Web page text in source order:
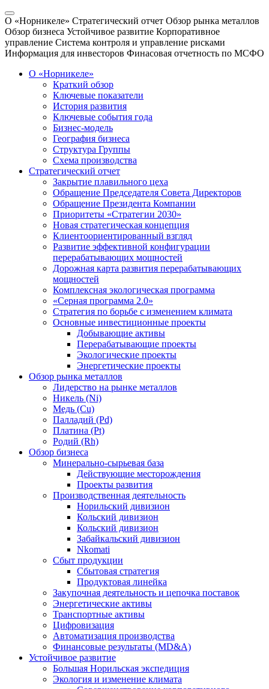
О «Норникеле» Стратегический отчет Обзор рынка металлов
Обзор бизнеса Устойчивое развитие Корпоративное
управление Система контроля и управление рисками
Информация для инвесторов Финасовая отчетность по МСФО
О «Норникеле»
Краткий обзор
Ключевые показатели
История развития
Ключевые события года
Бизнес-модель
География бизнеса
Структура Группы
Схема производства
Стратегический отчет
Закрытие плавильного цеха
Обращение Председателя Совета Директоров
Обращение Президента Компании
Приоритеты «Стратегии 2030»
Новая стратегическая концепция
Клиентоориентированный взгляд
Развитие эффективной конфигурации
перерабатывающих мощностей
Дорожная карта развития перерабатывающих
мощностей
Комплексная экологическая программа
«Серная программа 2.0»
Стратегия по борьбе с изменением климата
Основные инвестиционные проекты
Добывающие активы
Перерабатывающие проекты
Экологические проекты
Энергетические проекты
Обзор рынка металлов
Лидерство на рынке металлов
Никель (Ni)
Медь (Cu)
Палладий (Pd)
Платина (Pt)
Родий (Rh)
Обзор бизнеса
Минерально-сырьевая база
Действующие месторождения
Проекты развития
Производственная деятельность
Норильский дивизион
Кольский дивизион
Кольский дивизион
Забайкальский дивизион
Nkomati
Сбыт продукции
Сбытовая стратегия
Продуктовая линейка
Закупочная деятельность и цепочка поставок
Энергетические активы
Транспортные активы
Цифровизация
Автоматизация производства
Финансовые результаты (MD&A)
Устойчивое развитие
Большая Норильская экспедиция
Экология и изменение климата